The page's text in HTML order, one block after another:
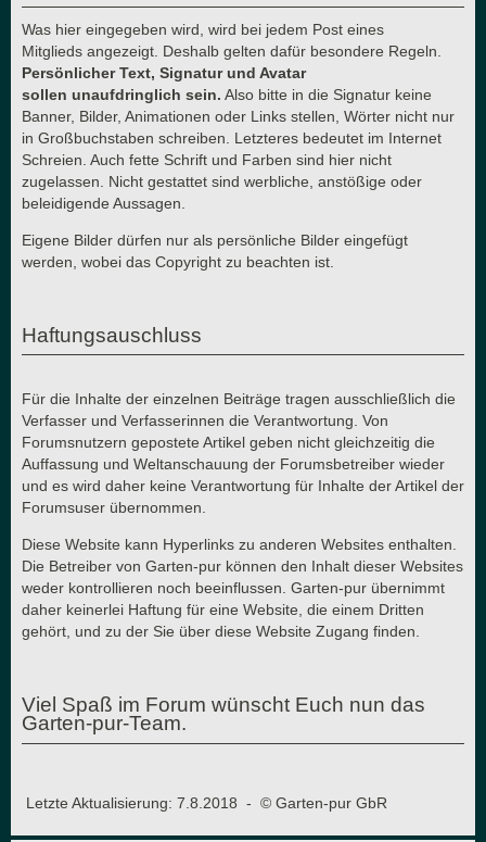
Was hier eingegeben wird, wird bei jedem Post eines
Mitglieds angezeigt. Deshalb gelten dafür besondere Regeln.
Persönlicher Text, Signatur und Avatar
sollen unaufdringlich sein. Also bitte in die Signatur keine
Banner, Bilder, Animationen oder Links stellen, Wörter nicht nur
in Großbuchstaben schreiben. Letzteres bedeutet im Internet
Schreien. Auch fette Schrift und Farben sind hier nicht
zugelassen. Nicht gestattet sind werbliche, anstößige oder
beleidigende Aussagen.
Eigene Bilder dürfen nur als persönliche Bilder eingefügt
werden, wobei das Copyright zu beachten ist.
Haftungsauschluss
Für die Inhalte der einzelnen Beiträge tragen ausschließlich die
Verfasser und Verfasserinnen die Verantwortung. Von
Forumsnutzern gepostete Artikel geben nicht gleichzeitig die
Auffassung und Weltanschauung der Forumsbetreiber wieder
und es wird daher keine Verantwortung für Inhalte der Artikel der
Forumsuser übernommen.
Diese Website kann Hyperlinks zu anderen Websites enthalten.
Die Betreiber von Garten-pur können den Inhalt dieser Websites
weder kontrollieren noch beeinflussen. Garten-pur übernimmt
daher keinerlei Haftung für eine Website, die einem Dritten
gehört, und zu der Sie über diese Website Zugang finden.
Viel Spaß im Forum wünscht Euch nun das
Garten-pur-Team.
Letzte Aktualisierung: 7.8.2018 - © Garten-pur GbR